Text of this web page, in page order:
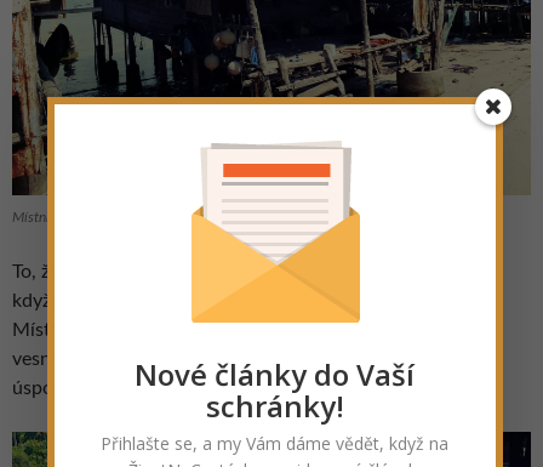
Místní jednoduchý příbytek
To, že si místní obyvatelé váží turistů, jsme poznali ihned,
když jsme hledali místo, kde bychom mohli poobědvat.
Místní nás pozvali do jídelny, kde se vaří jídlo pro celou
vesničku. Pro místní je to velice časově a ekonomicky
úsporné a berou jídlo jako společný rituál.
Nové články do Vaší
schránky!
Přihlašte se, a my Vám dáme vědět, když na